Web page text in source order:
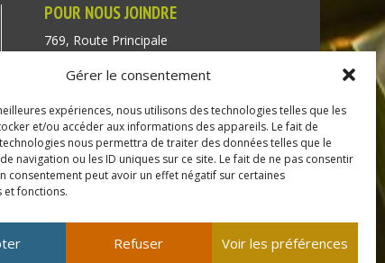
Gérer le consentement
expériences, nous utilisons des technologies telles que les
et/ou accéder aux informations des appareils. Le fait de
nous permettra de traiter des données telles que le
navigation ou les ID uniques sur ce site. Le fait de ne pas consentir
consentement peut avoir un effet négatif sur certaines
et fonctions.
Refuser Voir les préférences
POUR NOUS JOINDRE
769, Route Principale
Québec J0P 1P1
Téléphone : (450) 451-5203
Direction générale :
dir@tressaintredempteur.ca
Administration générale :
recep@tressaintredempteur.ca